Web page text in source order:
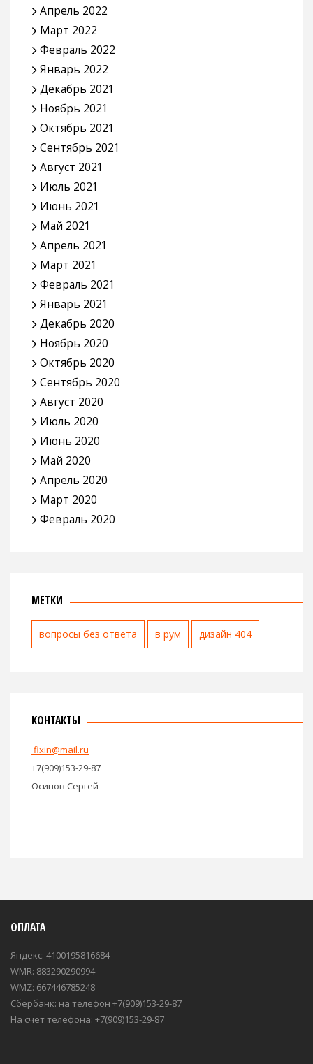
Апрель 2022
Март 2022
Февраль 2022
Январь 2022
Декабрь 2021
Ноябрь 2021
Октябрь 2021
Сентябрь 2021
Август 2021
Июль 2021
Июнь 2021
Май 2021
Апрель 2021
Март 2021
Февраль 2021
Январь 2021
Декабрь 2020
Ноябрь 2020
Октябрь 2020
Сентябрь 2020
Август 2020
Июль 2020
Июнь 2020
Май 2020
Апрель 2020
Март 2020
Февраль 2020
МЕТКИ
вопросы без ответа в рум дизайн 404
КОНТАКТЫ
fixin@mail.ru
+7(909)153-29-87
Осипов Сергей
ОПЛАТА
Яндекс: 4100195816684
WMR: 883290290994
WMZ: 667446785248
Сбербанк: на телефон +7(909)153-29-87
На счет телефона: +7(909)153-29-87